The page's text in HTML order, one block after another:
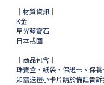
｜材質資訊｜
K金
星光藍寶石
日本戒圍
｜商品包含｜
珠寶盒、紙袋、保證卡、保
如需送禮小卡片請於備註告訴